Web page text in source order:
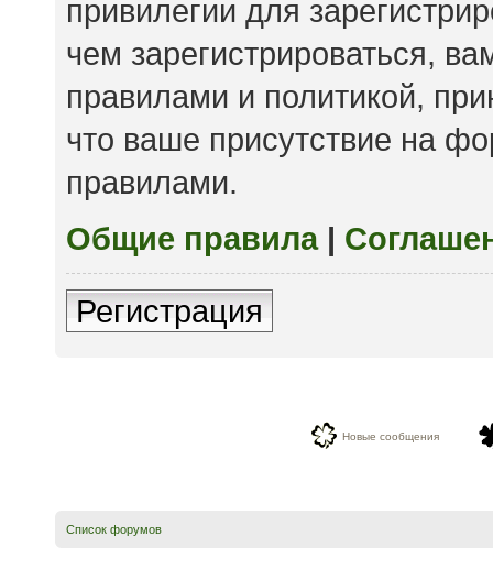
привилегии для
чем зарегистрироваться,
правилами и политикой,
что ваше присутствие на
правилами.
Общие правила|
Регистрация
Новые сообщения
Список форумов